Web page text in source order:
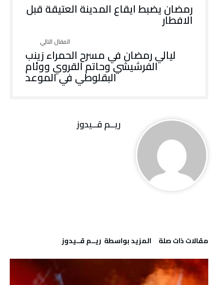
رمضان يضبط ايقاع المدينة العتيقة قبل
الافطار
ليالي رمضان في مسرح الحمراء زينب
الفرشيشي وحاتم القروي ووئام
البقلوطي في الموعد
ريــم قــيدوز
‫مقالات ذات صلة‬ ‫‫المزيد بواسطة‬ ‬ ريــم قــيدوز